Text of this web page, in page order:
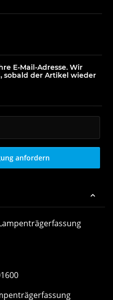
E-Mail-Adresse. Wir
sobald der Artikel wieder
anfordern